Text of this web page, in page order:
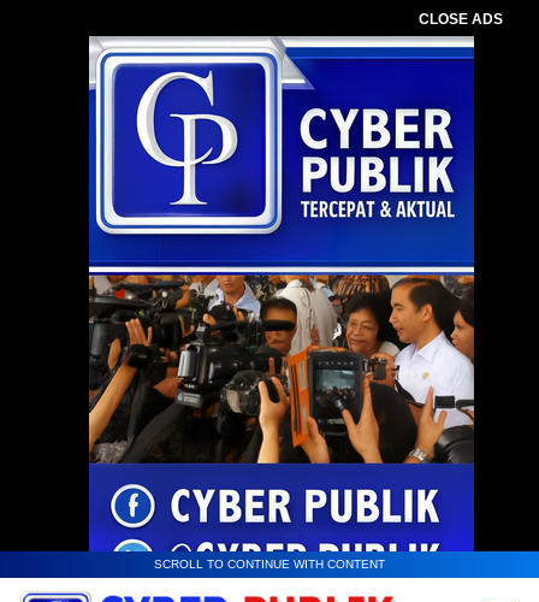
CLOSE ADS
SCROLL TO CONTINUE WITH CONTENT